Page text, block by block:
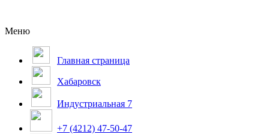
Меню
Главная страница
Хабаровск
Индустриальная 7
+7 (4212) 47-50-47